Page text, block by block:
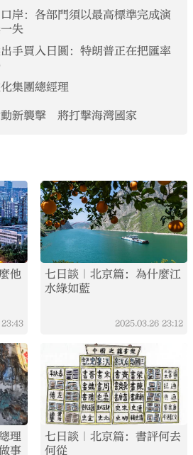
岸：各部門須以最高標準完成演
失
手買入日圓：特朗普正在把匯率
集團總經理
新襲擊 將打擊海灣國家
他
23:43
七日談｜北京篇：為什麼江
水綠如藍
2025.03.26 23:12
理
事
七日談｜北京篇：書評何去
何從